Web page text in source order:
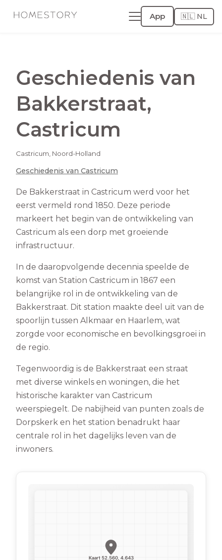
App 🇳🇱 NL
Geschiedenis van
Bakkerstraat,
Castricum
Castricum, Noord-Holland
Geschiedenis van Castricum
De Bakkerstraat in Castricum werd voor het
eerst vermeld rond 1850. Deze periode
markeert het begin van de ontwikkeling van
Castricum als een dorp met groeiende
infrastructuur.
In de daaropvolgende decennia speelde de
komst van Station Castricum in 1867 een
belangrijke rol in de ontwikkeling van de
Bakkerstraat. Dit station maakte deel uit van de
spoorlijn tussen Alkmaar en Haarlem, wat
zorgde voor economische en bevolkingsgroei in
de regio.
Tegenwoordig is de Bakkerstraat een straat
met diverse winkels en woningen, die het
historische karakter van Castricum
weerspiegelt. De nabijheid van punten zoals de
Dorpskerk en het station benadrukt haar
centrale rol in het dagelijks leven van de
inwoners.